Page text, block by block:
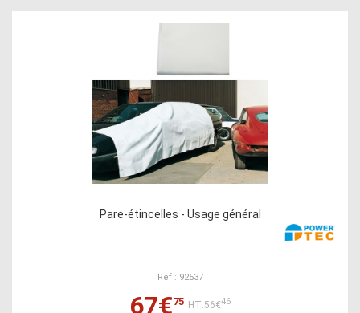
Pare-étincelles - Usage général
Ref : 92537
67€75 HT:56€46